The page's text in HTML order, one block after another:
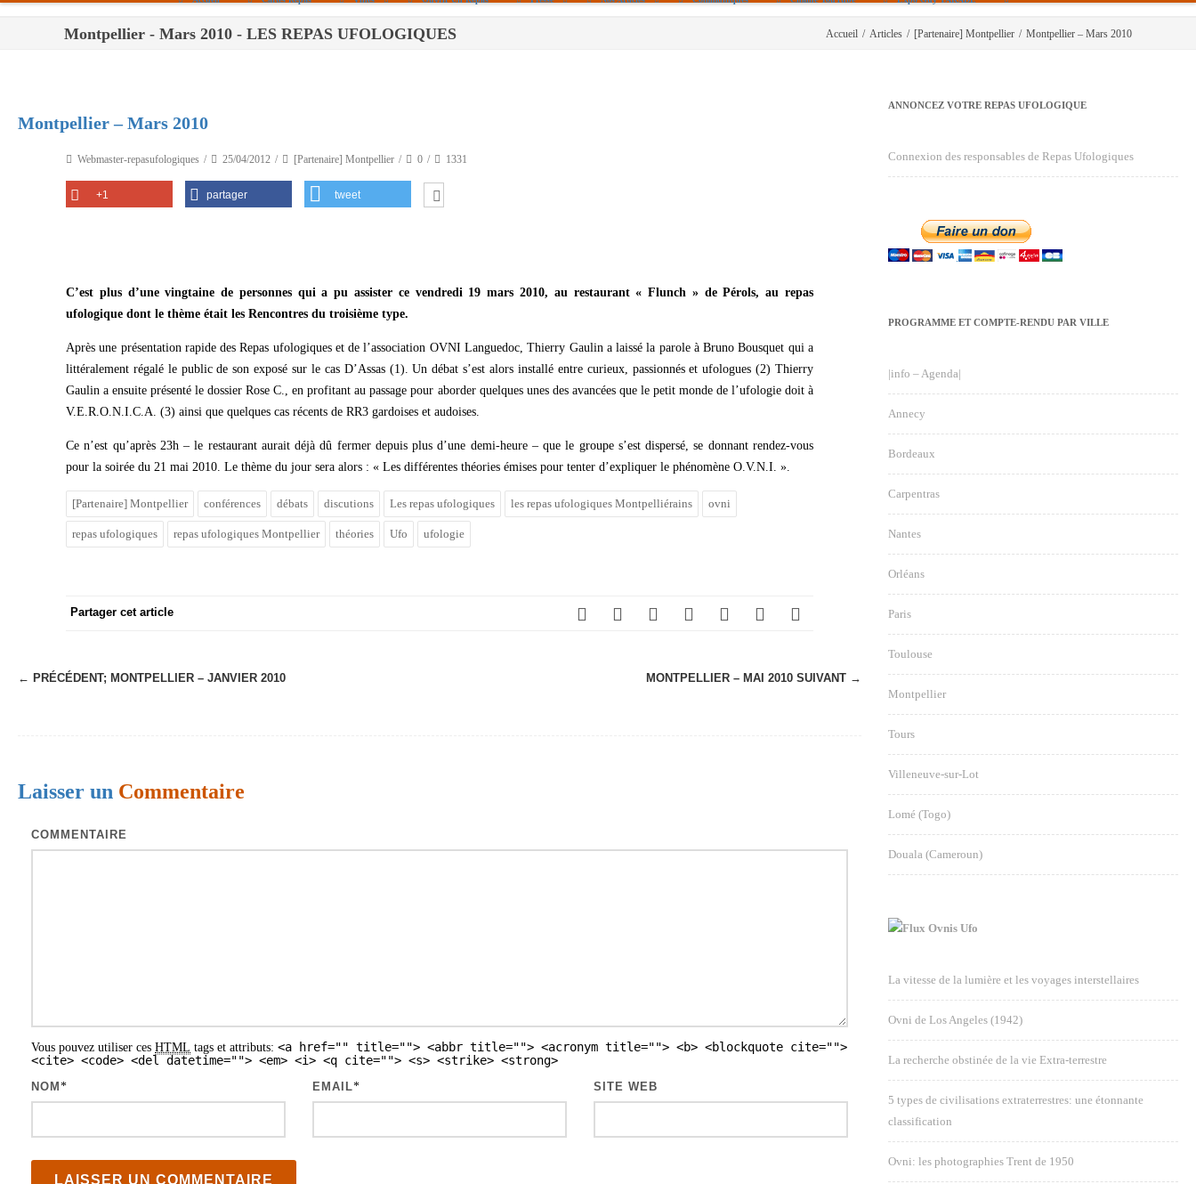
Paris
Nantes
Tours
Montpellier - Mars 2010 - LES REPAS UFOLOGIQUES Accueil / Articles / [Partenaire] Montpellier / Montpellier – Mars 2010
Montpellier – Mars 2010
Webmaster-repasufologiques 25/04/2012 [Partenaire] Montpellier 0 1331
+1 partager tweet
C’est plus d’une vingtaine de personnes qui a pu assister ce vendredi 19 mars 2010, au restaurant « Flunch » de Pérols, au repas
ufologique dont le thème était les Rencontres du troisième type.
Après une présentation rapide des Repas ufologiques et de l’association OVNI Languedoc, Thierry Gaulin a laissé la parole à Bruno Bousquet qui a
littéralement régalé le public de son exposé sur le cas D’Assas (1). Un débat s’est alors installé entre curieux, passionnés et ufologues (2) Thierry
Gaulin a ensuite présenté le dossier Rose C., en profitant au passage pour aborder quelques unes des avancées que le petit monde de l’ufologie doit à
V.E.R.O.N.I.C.A. (3) ainsi que quelques cas récents de RR3 gardoises et audoises.
Ce n’est qu’après 23h – le restaurant aurait déjà dû fermer depuis plus d’une demi-heure – que le groupe s’est dispersé, se donnant rendez-vous
pour la soirée du 21 mai 2010. Le thème du jour sera alors : « Les différentes théories émises pour tenter d’expliquer le phénomène O.V.N.I. ».
[Partenaire] Montpellier conférences débats discutions Les repas ufologiques les repas ufologiques Montpelliérains ovni
repas ufologiques repas ufologiques Montpellier théories Ufo ufologie
Partager cet article
N
g
← PRÉCÉDENT; MONTPELLIER – JANVIER 2010 MONTPELLIER – MAI 2010 SUIVANT →
Laisser un Commentaire
COMMENTAIRE
Vous pouvez utiliser ces HTML tags et attributs: <a href="" title=""> <abbr title=""> <acronym title=""> <b> <blockquote cite="">
<cite> <code> <del datetime=""> <em> <i> <q cite=""> <s> <strike> <strong>
NOM * EMAIL* SITE WEB
ANNONCEZ VOTRE REPAS UFOLOGIQUE
Connexion des responsables de Repas Ufologiques
PROGRAMME ET COMPTE-RENDU PAR VILLE
|info – Agenda|
Annecy
Bordeaux
Carpentras
Nantes
Orléans
Paris
Toulouse
Montpellier
Tours
Villeneuve-sur-Lot
Lomé (Togo)
Douala (Cameroun)
Ovnis Ufo
La vitesse de la lumière et les voyages interstellaires
Ovni de Los Angeles (1942)
La recherche obstinée de la vie Extra-terrestre
5 types de civilisations extraterrestres: une étonnante
classification
Ovni: les photographies Trent de 1950